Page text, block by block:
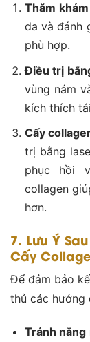
Thăm
da và đánh
phù hợp.
Điều trị
vùng nám
kích thích
Cấy
trị bằng
phục hồi
collagen
hơn​.
7. Lưu Ý
Cấy
Để đảm bảo
thủ các hướng
Tránh